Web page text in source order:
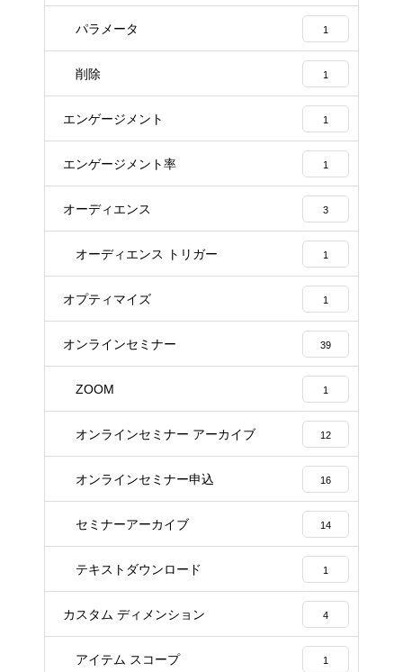
パラメータ 1
削除 1
エンゲージメント 1
エンゲージメント率 1
オーディエンス 3
オーディエンス トリガー 1
オプティマイズ 1
オンラインセミナー 39
ZOOM 1
オンラインセミナー アーカイブ 12
オンラインセミナー申込 16
セミナーアーカイブ 14
テキストダウンロード 1
カスタム ディメンション 4
アイテム スコープ 1